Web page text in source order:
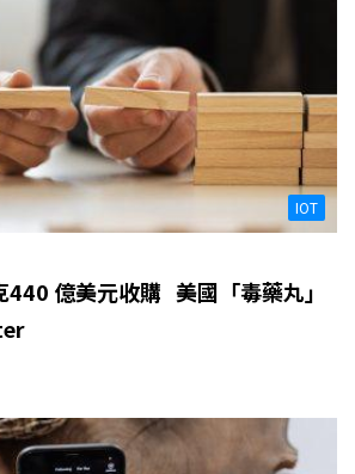
IOT
億美元收購 美國「毒藥丸」